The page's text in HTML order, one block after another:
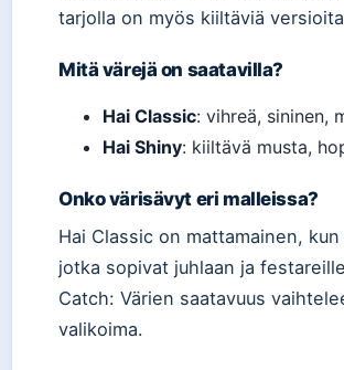
tarjolla on myös kiiltäviä
Mitä värejä on saatavilla?
Hai Classic: vihreä, sininen,
Hai Shiny: kiiltävä musta,
Onko värisävyt eri malleissa?
Hai Classic on mattamainen,
jotka sopivat juhlaan ja
Catch: Värien saatavuus
valikoima.